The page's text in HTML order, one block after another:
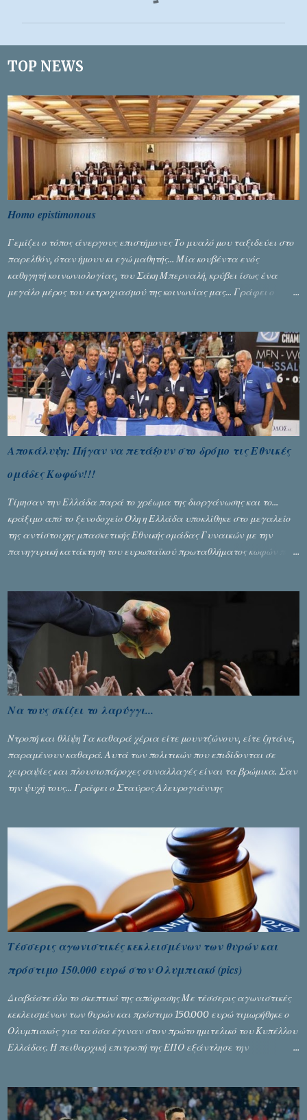
α
TOP NEWS
Homo epistimonous
Γεμίζει ο τόπος άνεργους επιστήμονες Το μυαλό μου ταξιδεύει στο
παρελθόν, όταν ήμουν κι εγώ μαθητής... Μία κουβέντα ενός
καθηγητή κοινωνιολογίας, του Σάκη Μπερναλή, κρύβει ίσως ένα
μεγάλο μέρος του εκτροχιασμού της κοινωνίας μας... Γράφει ο
Αποκάλυψη: Πήγαν να πετάξουν στο δρόμο τις Εθνικές
ομάδες Κωφών!!!
Τίμησαν την Ελλάδα παρά το χρέωμα της διοργάνωσης και το...
κράξιμο από το ξενοδοχείο Όλη η Ελλάδα υποκλίθηκε στο μεγαλείο
της αντίστοιχης μπασκετικής Εθνικής ομάδας Γυναικών με την
πανηγυρική κατάκτηση του ευρωπαϊκού πρωταθλήματος κωφών που
Ζέρβα με την πορεία τους που ολοκληρώθηκε με τη νίκη τους στον
τελικό επί της Λιθουανίας, υπάρχουν και τα δυσάρεστα. Τα πολύ
δυσάρεστα...
Να τους σκίζει το λαρύγγι...
Ντροπή και θλίψη Τα καθαρά χέρια είτε μουντζώνουν, είτε ζητάνε,
παραμένουν καθαρά. Αυτά των πολιτικών που επιδίδονται σε
χειραψίες και πλουσιοπάροχες συναλλαγές είναι τα βρώμικα. Σαν
την ψυχή τους... Γράφει ο Σταύρος Αλευρογιάννης
Τέσσερις αγωνιστικές κεκλεισμένων των θυρών και
πρόστιμο 150.000 ευρώ στον Ολυμπιακό (pics)
Διαβάστε όλο το σκεπτικό της απόφασης Με τέσσερις αγωνιστικές
κεκλεισμένων των θυρών και πρόστιμο 150.000 ευρώ τιμωρήθηκε ο
Ολυμπιακός για τα όσα έγιναν στον πρώτο ημιτελικό του Κυπέλλου
Ελλάδας. Η πειθαρχική επιτροπή της ΕΠΟ εξάντλησε την
αφαίρεσης βαθμών, όπως απαιτούσαν, αφού κάτι τέτοιο δεν ήταν
εφικτό, σύμφωνα με τα στοιχεία...